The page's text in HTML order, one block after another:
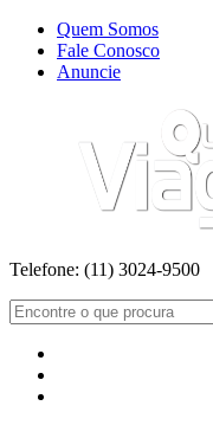
Quem Somos
Fale Conosco
Anuncie
Telefone: (11) 3024-9500